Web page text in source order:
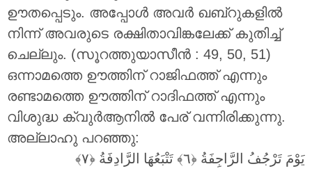
ഊതപ്പെടും. അപ്പോൾ അവർ ഖബ്റുകളിൽ
നിന്ന് അവരുടെ രക്ഷിതാവിങ്കലേക്ക് കുതിച്ച്
ചെല്ലും. (സൂറത്തുയാസീൻ : 49, 50, 51)
ഒന്നാമത്തെ ഊത്തിന് റാജിഫത്ത് എന്നും
രണ്ടാമത്തെ ഊത്തിന് റാദിഫത്ത് എന്നും
വിശുദ്ധ ക്വുർആനിൽ പേര് വന്നിരിക്കുന്നു.
അല്ലാഹു പറഞ്ഞു:
يَوْمَ تَرْجُفُ الرَّاجِفَةُ
تَتْبَعُهَا الرَّادِفَةُ